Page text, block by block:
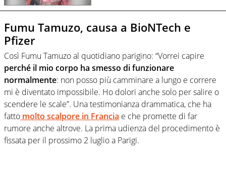
Fumu Tamuzo, causa a BioNTech e
Pfizer
Così Fumu Tamuzo al quotidiano parigino: “Vorrei capire
perché il mio corpo ha smesso di funzionare
normalmente: non posso più camminare a lungo e correre
mi è diventato impossibile. Ho dolori anche solo per salire o
scendere le scale”. Una testimonianza drammatica, che ha
fatto molto scalpore in Francia e che promette di far
rumore anche altrove. La prima udienza del procedimento è
fissata per il prossimo 2 luglio a Parigi.